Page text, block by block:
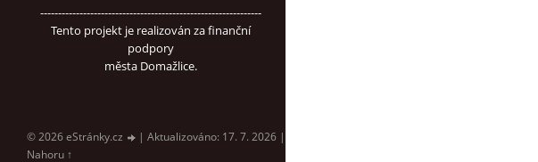
--------------------------------------------------------------
Tento projekt je realizován za finanční
podpory
města Domažlice.
© 2026 eStránky.cz | Aktualizováno: 17. 7. 2026 |
Nahoru ↑